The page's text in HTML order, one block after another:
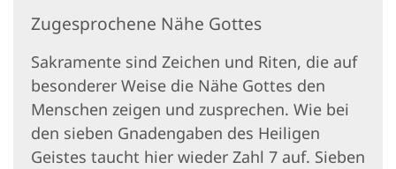
Zugesprochene Nähe Gottes
Sakramente sind Zeichen und Riten, die auf
besonderer Weise die Nähe Gottes den
Menschen zeigen und zusprechen. Wie bei
den sieben Gnadengaben des Heiligen
Geistes taucht hier wieder Zahl 7 auf. Sieben